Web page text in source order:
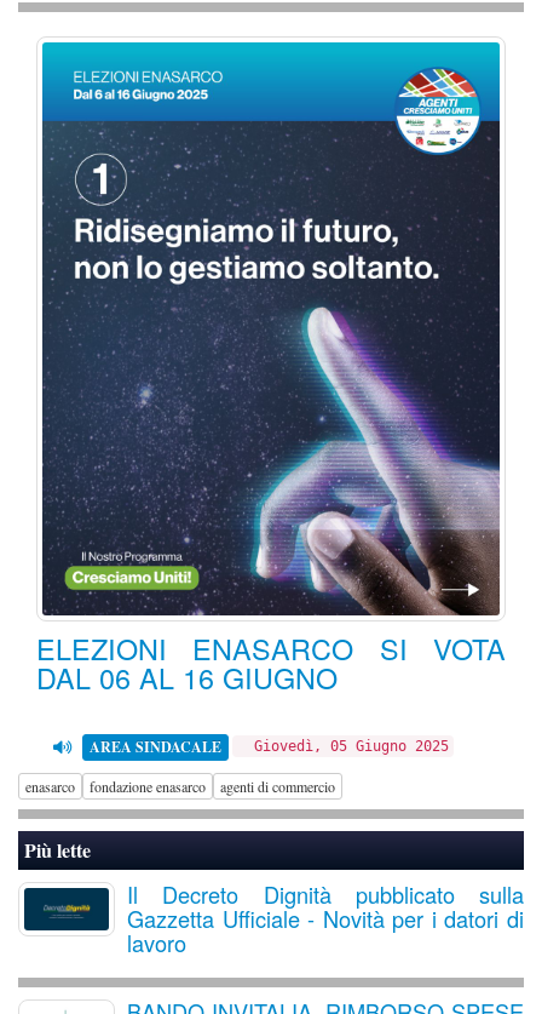
ELEZIONI ENASARCO SI VOTA
DAL 06 AL 16 GIUGNO
AREA SINDACALE Giovedì, 05 Giugno 2025
enasarco fondazione enasarco agenti di commercio
Più lette
Il Decreto Dignità pubblicato sulla
Gazzetta Ufficiale - Novità per i datori di
lavoro